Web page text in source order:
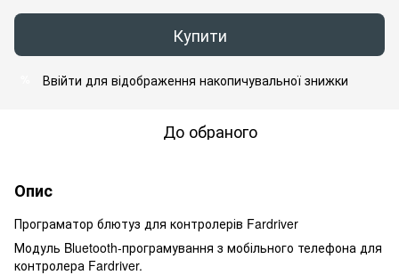
Купити
Ввійти для відображення накопичувальної знижки
До обраного
Опис
Програматор блютуз для контролерів Fardriver
Модуль Bluetooth-програмування з мобільного телефона для
контролера Fardriver.